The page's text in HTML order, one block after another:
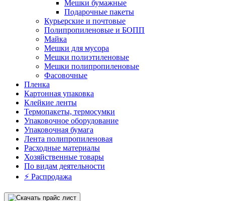
Мешки бумажные
Подарочные пакеты
Курьерские и почтовые
Полипропиленовые и БОПП
Майка
Мешки для мусора
Мешки полиэтиленовые
Мешки полипропиленовые
Фасовочные
Пленка
Картонная упаковка
Клейкие ленты
Термопакеты, термосумки
Упаковочное оборудование
Упаковочная бумага
Лента полипропиленовая
Расходные материалы
Хозяйственные товары
По видам деятельности
⚡️ Распродажа